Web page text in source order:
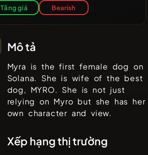
Tăng giá Bearish
Mô tả
Myra is the first female dog on
Solana. She is wife of the best
dog, MYRO. She is not just
relying on Myro but she has her
own character and view.
Xếp hạng thị trường